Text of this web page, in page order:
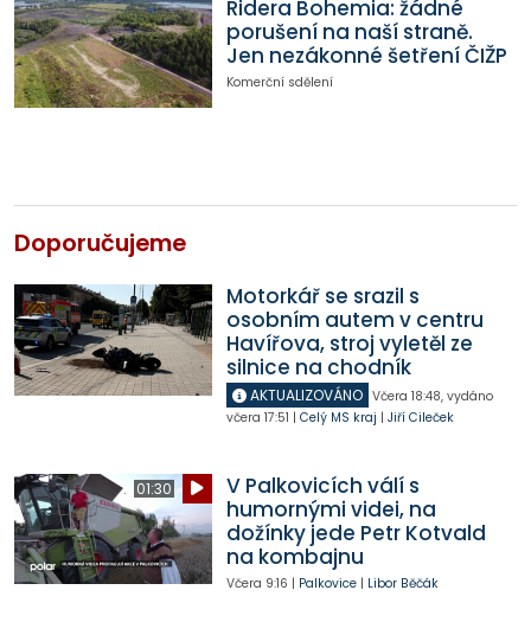
Ridera Bohemia: žádné
porušení na naší straně.
Jen nezákonné šetření ČIŽP
Komerční sdělení
Doporučujeme
Motorkář se srazil s
osobním autem v centru
Havířova, stroj vyletěl ze
silnice na chodník
AKTUALIZOVÁNO Včera 18:48, vydáno
včera 17:51 | Celý MS kraj | Jiří Cileček
01:30
V Palkovicích válí s
humornými videi, na
dožínky jede Petr Kotvald
na kombajnu
Včera 9:16 | Palkovice| Libor Běčák